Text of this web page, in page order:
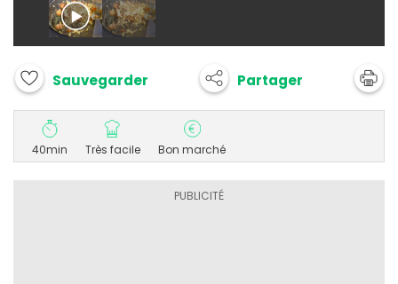
Sauvegarder Partager
40min Très facile Bon marché